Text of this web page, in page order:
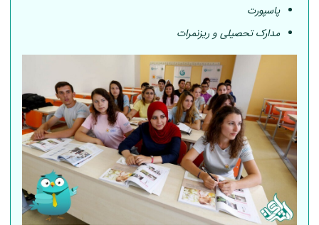
پاسپورت
مدارک تحصیلی و ریزنمرات